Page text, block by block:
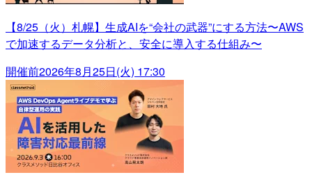
【8/25（火）札幌】生成AIを“会社の武器”にする方法〜AWS
で加速するデータ分析と、安全に導入する仕組み〜
開催前2026年8月25日(火) 17:30